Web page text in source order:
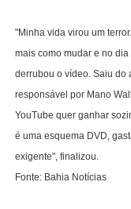
"Minha vida virou um
mais como mudar e no
derrubou o vídeo. Saiu do
responsável por Mano
YouTube quer ganhar
é uma esquema DVD,
exigente", finalizou.
Fonte: Bahia Notícias